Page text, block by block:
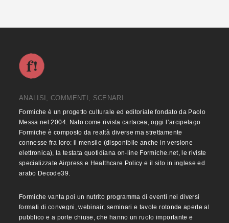
ANALISI, COMMENTI, SCENARI
Formiche è un progetto culturale ed editoriale fondato da Paolo
Messa nel 2004. Nato come rivista cartacea, oggi l’arcipelago
Formiche è composto da realtà diverse ma strettamente
connesse fra loro: il mensile (disponibile anche in versione
elettronica), la testata quotidiana on-line Formiche.net, le riviste
specializzate Airpress e Healthcare Policy e il sito in inglese ed
arabo Decode39.
Formiche vanta poi un nutrito programma di eventi nei diversi
formati di convegni, webinair, seminari e tavole rotonde aperte al
pubblico e a porte chiuse, che hanno un ruolo importante e